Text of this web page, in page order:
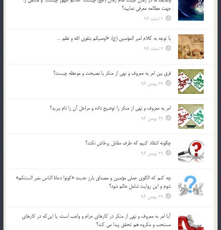
جهت مطالعه معرفي نماييد؟
2 اسفند 96
با توجه به كلام امير المؤمنين (ع): «اوصيكم بتقوي الله و نظم …
2 اسفند 96
فرق بين امر به معروف و نهي از منكر با نصيحت و موعظه چيست؟
29 بهمن 96
امر به معروف و نهي از منكر را توضيح داده و مراحل آن را نام ببريد؟
29 بهمن 96
چگونه انتقاد كنيم كه طرف مقابل پرخاش نكند؟
29 بهمن 96
چه كنم كه الگوي عملي مؤمنين و مصداق بارز حديث «كونوا دعاة الناس بغير السنتكم»
شوم و اين روايت شامل حالم شود؟
29 بهمن 96
آيا امر به معروف و نهي از منكر در كارهاي حرام و واجب است، يا اين‌كه در كارهاي
مستحب و مكروه هم تحقق پيدا مي كند؟